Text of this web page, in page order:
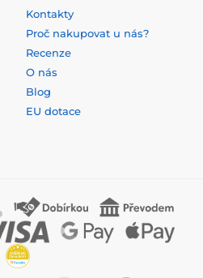
Kontakty
Proč nakupovat u nás?
Recenze
O nás
Blog
EU dotace